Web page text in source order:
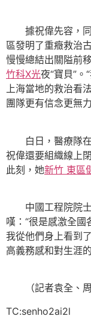
據祝偉先容，同
區發明了重癥救治
慢慢總結出關隘前
竹科X光夜“寶貝”
上海當地的救治看
團隊更有信念更無
白日，醫療隊在
祝偉還要組織線上
此刻，她新竹 東區
中國工程院院士
嘆：“很是感激全國
我從他們身上看到
高義務感和對生涯
（記者袁全、周
TC:senho2ai2l